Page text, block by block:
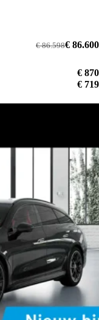
€ 86.600
€ 86.598
€ 870
€ 719